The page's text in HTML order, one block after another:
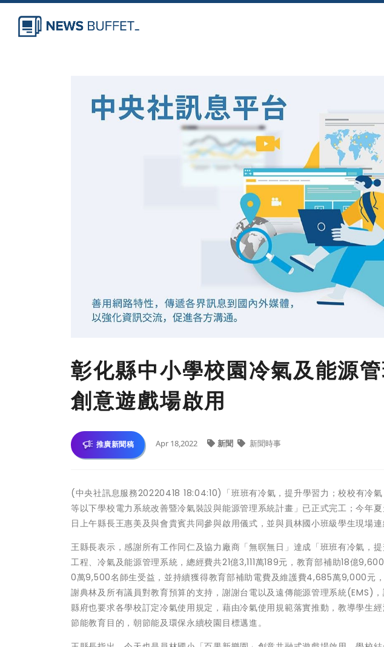
彰化縣中小學校園冷氣及能源
創意遊戲場啟用
推廣新聞稿 Apr 18,2022 新聞 新聞時事
(中央社訊息服務20220418 18:04:10)「班班有冷氣，提升學習力；校校有冷
等以下學校電力系統改善暨冷氣裝設與能源管理系統計畫」已正式完工；今年
日上午縣長王惠美及與會貴賓共同參與啟用儀式，並與員林國小班級學生現場
王縣長表示，感謝所有工作同仁及協力廠商「無暝無日」達成「班班有冷氣，
工程、冷氣及能源管理系統，總經費共21億3,111萬189元，教育部補助18億
0萬9,500名師生受益，並持續獲得教育部補助電費及維護費4,685萬9,000元
謝典林及所有議員對教育預算的支持，謝謝台電以及遠傳能源管理系統(EMS)
縣府也要求各學校訂定冷氣使用規定，藉由冷氣使用規範落實推動，教導學生
節能教育目的，朝節能及環保永續校園目標邁進。